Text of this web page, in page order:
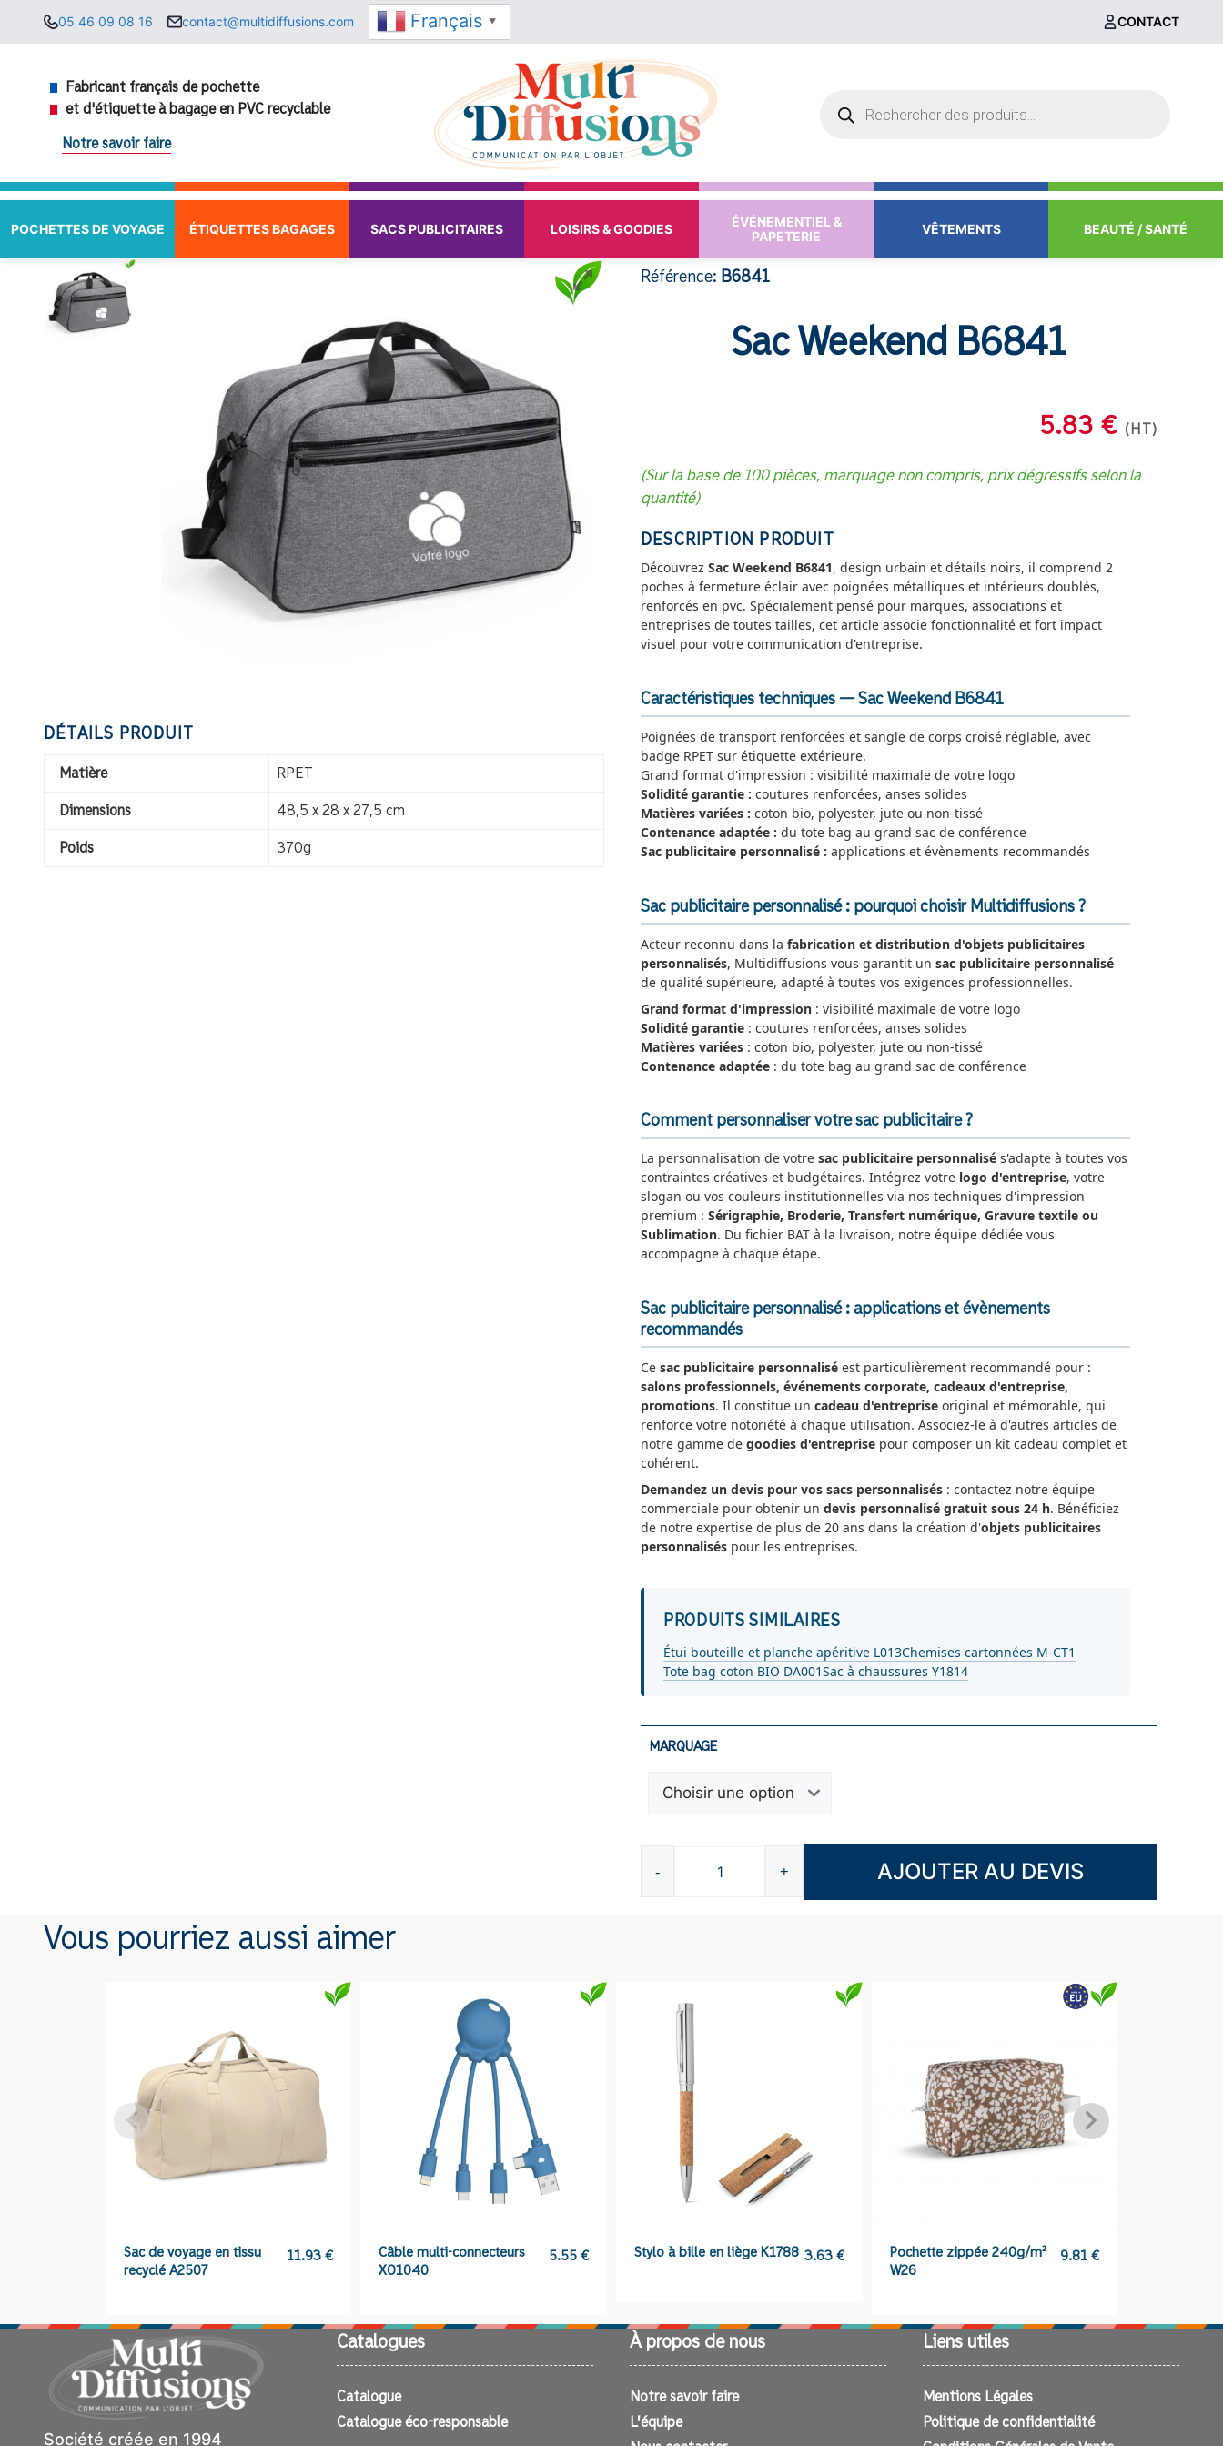
05 46 09 08 16 contact@multidiffusions.com Français ▼ CONTACT
Fabricant français de pochette
et d'étiquette à bagage en PVC recyclable
Notre savoir faire
produits
POCHETTES DE VOYAGE ÉTIQUETTES BAGAGES SACS PUBLICITAIRES LOISIRS & GOODIES
ÉVÉNEMENTIEL &
PAPETERIE
VÊTEMENTS BEAUTÉ / SANTÉ
DÉTAILS PRODUIT
Matière RPET
Dimensions 48,5 x 28 x 27,5 cm
Poids 370g
Référence: B6841
Sac Weekend B6841
5.83 € (HT)
(Sur la base de 100 pièces, marquage non compris, prix dégressifs selon la
quantité)
DESCRIPTION PRODUIT
Découvrez Sac Weekend B6841, design urbain et détails noirs, il comprend 2
poches à fermeture éclair avec poignées métalliques et intérieurs doublés,
renforcés en pvc. Spécialement pensé pour marques, associations et
entreprises de toutes tailles, cet article associe fonctionnalité et fort impact
visuel pour votre communication d'entreprise.
Caractéristiques techniques — Sac Weekend B6841
Poignées de transport renforcées et sangle de corps croisé réglable, avec
badge RPET sur étiquette extérieure.
Grand format d'impression : visibilité maximale de votre logo
Solidité garantie : coutures renforcées, anses solides
Matières variées : coton bio, polyester, jute ou non-tissé
Contenance adaptée : du tote bag au grand sac de conférence
Sac publicitaire personnalisé : applications et évènements recommandés
Sac publicitaire personnalisé : pourquoi choisir Multidiffusions ?
Acteur reconnu dans la fabrication et distribution d'objets publicitaires
personnalisés, Multidiffusions vous garantit un sac publicitaire personnalisé
de qualité supérieure, adapté à toutes vos exigences professionnelles.
Grand format d'impression : visibilité maximale de votre logo
Solidité garantie : coutures renforcées, anses solides
Matières variées : coton bio, polyester, jute ou non-tissé
Contenance adaptée : du tote bag au grand sac de conférence
Comment personnaliser votre sac publicitaire ?
La personnalisation de votre sac publicitaire personnalisé s'adapte à toutes vos
contraintes créatives et budgétaires. Intégrez votre logo d'entreprise, votre
slogan ou vos couleurs institutionnelles via nos techniques d'impression
premium : Sérigraphie, Broderie, Transfert numérique, Gravure textile ou
Sublimation. Du fichier BAT à la livraison, notre équipe dédiée vous
accompagne à chaque étape.
Sac publicitaire personnalisé : applications et évènements
recommandés
Ce sac publicitaire personnalisé est particulièrement recommandé pour :
salons professionnels, événements corporate, cadeaux d'entreprise,
promotions. Il constitue un cadeau d'entreprise original et mémorable, qui
renforce votre notoriété à chaque utilisation. Associez-le à d'autres articles de
notre gamme de goodies d'entreprise pour composer un kit cadeau complet et
cohérent.
Demandez un devis pour vos sacs personnalisés : contactez notre équipe
commerciale pour obtenir un devis personnalisé gratuit sous 24 h. Bénéficiez
de notre expertise de plus de 20 ans dans la création d'objets publicitaires
personnalisés pour les entreprises.
PRODUITS SIMILAIRES
Étui bouteille et planche apéritive L013Chemises cartonnées M-CT1
Tote bag coton BIO DA001Sac à chaussures Y1814
MARQUAGE
-
quantité
de
+ AJOUTER AU DEVIS
Vous pourriez aussi aimer
Sac de voyage en tissu
recyclé A2507
11.93€
Câble multi-connecteurs
XO1040
5.55 € Stylo à bille en liège K1788 3.63 €
Pochette zippée 240g/m²
W26
9.81€
Société créée en 1994
Catalogues
Catalogue
Catalogue éco-responsable
À propos de nous
Notre savoir faire
L’équipe
Liens utiles
Mentions Légales
Politique de confidentialité